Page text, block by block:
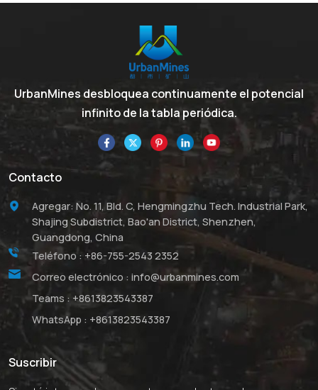
UrbanMines desbloquea continuamente el potencial
infinito de la tabla periódica.
Contacto
Agregar: No. 11, Bld. C, Hengmingzhu Tech. Industrial Park,
Shajing Subdistrict, Bao'an District, Shenzhen,
Guangdong, China
Teléfono : +86-755-2543 2352
Correo electrónico : info@urbanmines.com
Teams : +8613823543387
WhatsApp : +8613823543387
Suscribir